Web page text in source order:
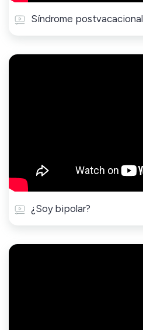
Síndrome postvacacional
¿Soy bipolar?